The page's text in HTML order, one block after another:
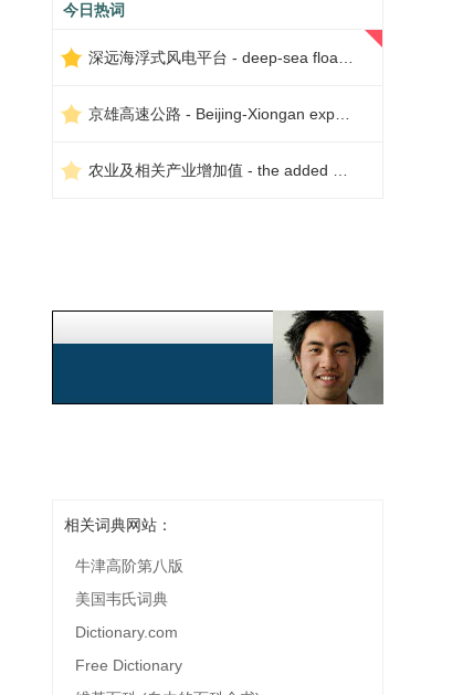
今日热词
相关词典网站：
牛津高阶第八版
美国韦氏词典
Dictionary.com
Free Dictionary